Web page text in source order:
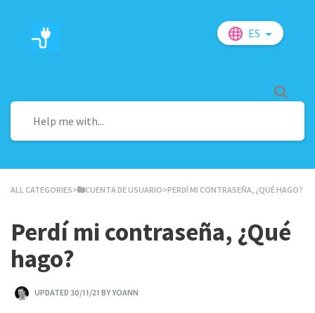
ES
ALL CATEGORIES​>​ ​CUENTA DE USUARIO​>​ PERDÍ MI CONTRASEÑA, ¿QUÉ HAGO?
Perdí mi contraseña, ¿Qué
hago?
UPDATED 30/11/21 BY YOANN